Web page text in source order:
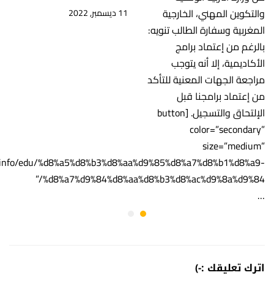
والتكوين المهني، الخارجية
المغربية وسفارة الطالب تنويه:
بالرغم من إعتماد برامج
الأكاديمية، إلا أنه يتوجب
مراجعة الجهات المعنية للتأكد
من إعتماد برامجنا قبل
الإلتحاق والتسجيل. [button
color=”secondary”
size=”medium”
%d8%a5%d8%b3%d8%aa%d9%85%d8%a7%d8%b1%d8%a9-
%d8%a7%d9%84%d8%aa%d8%b3%d8%ac%d9%8a%d9%84/”
…
11 ديسمبر, 2022
اترك تعليقك :-)